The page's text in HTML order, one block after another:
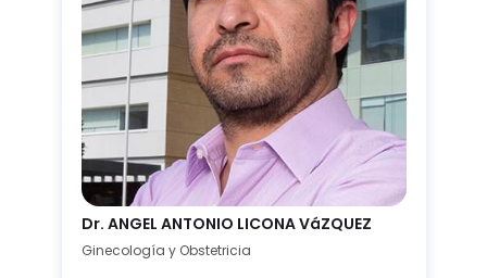
Dr. ANGEL ANTONIO LICONA VáZQUEZ
Ginecología y Obstetricia